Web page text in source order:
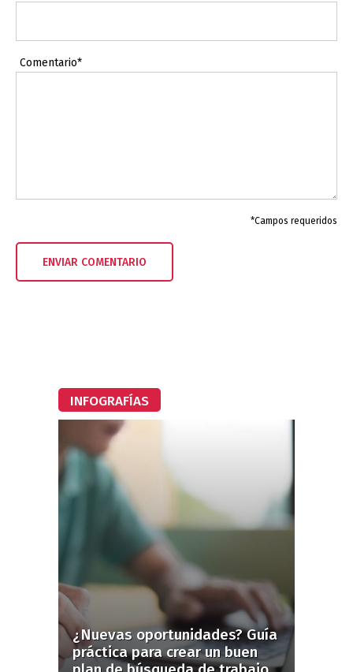
Comentario*
*Campos requeridos
INFOGRAFÍAS
¿Nuevas oportunidades? Guía
práctica para crear un buen